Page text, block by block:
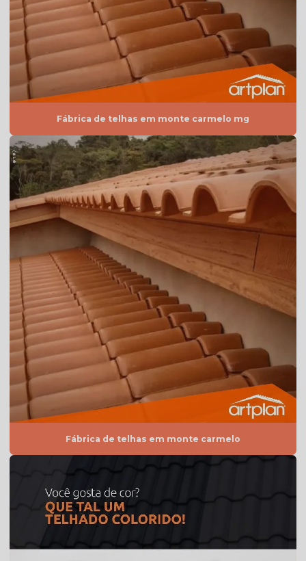
Telha americana por m2
Telha americana mesclada
Telha americana mesclada natural
Telha americana mesclada preço
Telha americana mesclada valor
Telha americana natural preço
Telha americana resinada
Telha americana resinada branca
Telha americana resinada cores
Telha americana resinada mesclada
Telha americana resinada preço
Telha americana resinada valor
Telha americana resinada vermelha
Telha americana valor
Telha de argila
Telha de barro preço
Telha de barro preço m2
Telha de barro romana
Telha branca
Telha branca americana
Fábrica de telhas em monte carmelo mg
Fábrica de telhas em monte carmelo